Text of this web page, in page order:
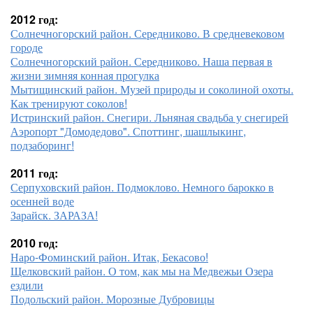
2012 год:
Солнечногорский район. Середниково. В средневековом
городе
Солнечногорский район. Середниково. Наша первая в
жизни зимняя конная прогулка
Мытищинский район. Музей природы и соколиной охоты.
Как тренируют соколов!
Истринский район. Снегири. Льняная свадьба у снегирей
Аэропорт "Домодедово". Споттинг, шашлыкинг,
подзаборинг!
2011 год:
Серпуховский район. Подмоклово. Немного барокко в
осенней воде
Зарайск. ЗАРАЗА!
2010 год:
Наро-Фоминский район. Итак, Бекасово!
Щелковский район. О том, как мы на Медвежьи Озера
ездили
Подольский район. Морозные Дубровицы